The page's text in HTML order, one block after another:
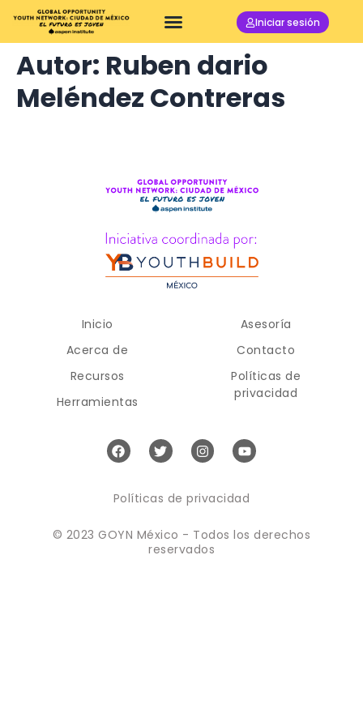
Iniciar sesión
Autor: Ruben dario
Meléndez Contreras
Inicio
Acerca de
Recursos
Herramientas
Asesoría
Contacto
Políticas de
privacidad
© 2023 GOYN México - Todos los derechos
reservados
Políticas de privacidad